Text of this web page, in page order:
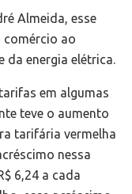
Almeida, esse
comércio ao
da energia elétrica.
em algumas
teve o aumento
tarifária vermelha
nessa
6,24 a cada